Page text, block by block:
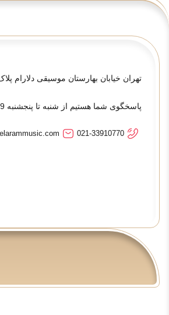
تهران خیابان بهارستان موسیقی دلارام پلاک
پاسخگوی شما هستیم از شنبه تا پنجشنبه 9-19
021-33910770